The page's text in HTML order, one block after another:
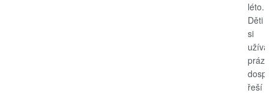
léto.
Děti
si
užívají
řeší